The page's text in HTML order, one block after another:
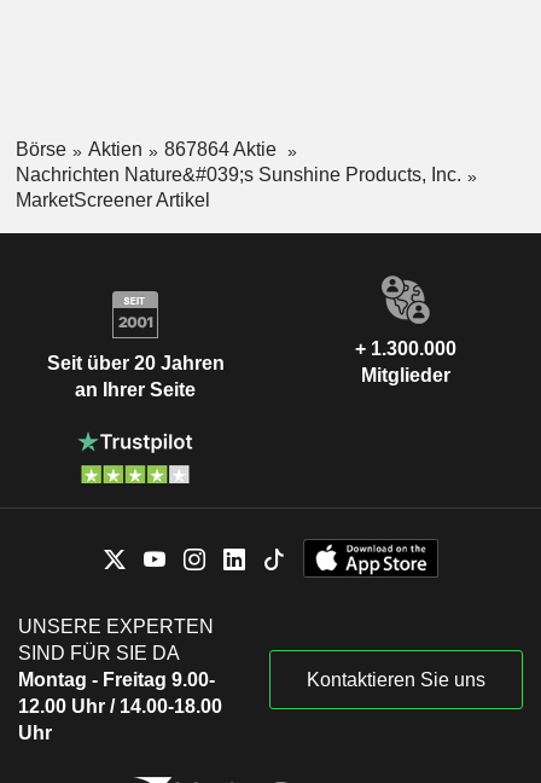
Börse Aktien
867864 Aktie
Nachrichten Nature&#039;s Sunshine Products, Inc.
MarketScreener Artikel
Seit über 20 Jahren
an Ihrer Seite
+ 1.300.000
Mitglieder
UNSERE EXPERTEN
SIND FÜR SIE DA
Montag - Freitag 9.00-
12.00 Uhr / 14.00-18.00
Uhr
Kontaktieren Sie uns